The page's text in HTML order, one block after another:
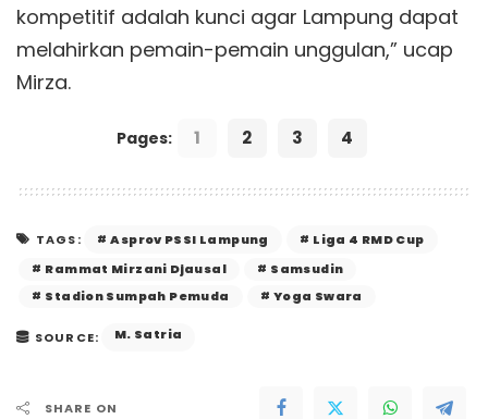
kompetitif adalah kunci agar Lampung dapat
melahirkan pemain-pemain unggulan,” ucap
Mirza.
Pages: 1 2 3 4
TAGS: Asprov PSSI Lampung
Liga 4 RMD Cup
Rammat Mirzani Djausal
Samsudin
Stadion Sumpah Pemuda
Yoga Swara
SOURCE: M. Satria
SHARE ON